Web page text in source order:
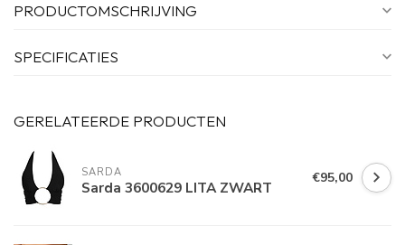
PRODUCTOMSCHRIJVING
SPECIFICATIES
GERELATEERDE PRODUCTEN
SARDA
Sarda 3600629 LITA ZWART €95,00